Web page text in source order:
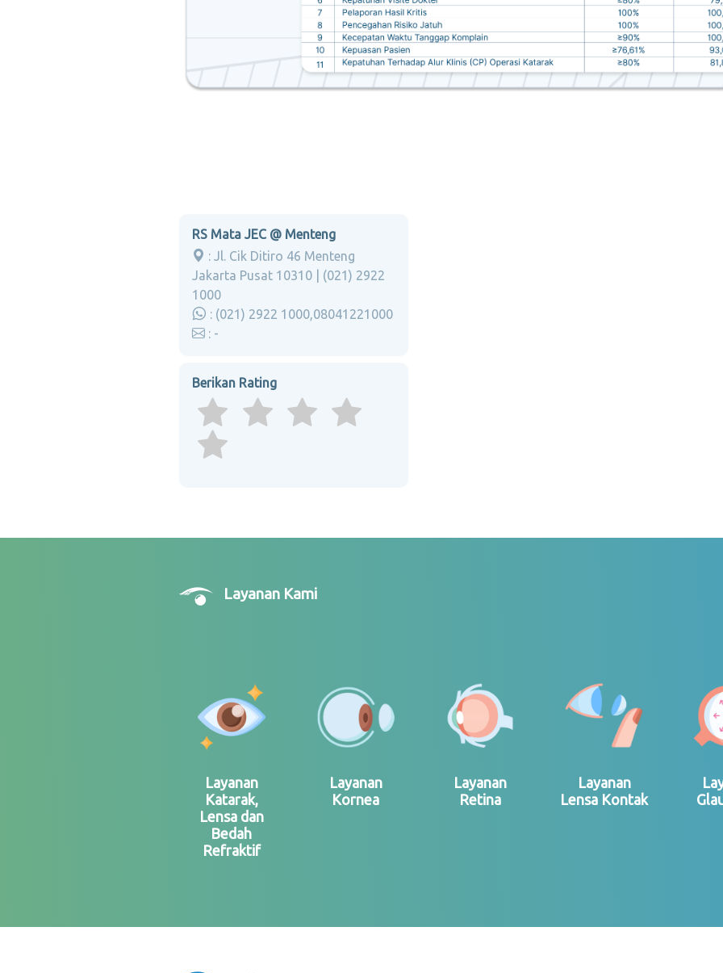
RS Mata JEC @ Menteng
: Jl. Cik Ditiro 46 Menteng
Jakarta Pusat 10310 | (021) 2922
1000
: (021) 2922 1000,08041221000
: -
Berikan Rating
Layanan Kami
Layanan
Katarak,
Lensa dan
Bedah
Refraktif
Layanan
Kornea
Layanan
Retina
Layanan
Lensa Kontak